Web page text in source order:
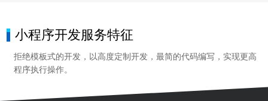
微创集团
小程序开发服务特征
拒绝模板式的开发，以高度定制开发，最简的代码编写，实现更高
程序执行操作。